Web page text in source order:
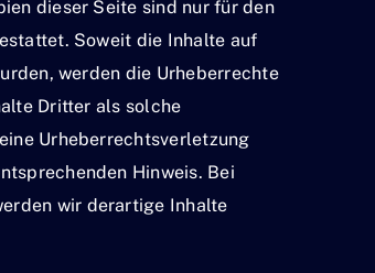
dieser Seite sind nur für den
Soweit die Inhalte auf
werden die Urheberrechte
Dritter als solche
Urheberrechtsverletzung
Hinweis. Bei
wir derartige Inhalte